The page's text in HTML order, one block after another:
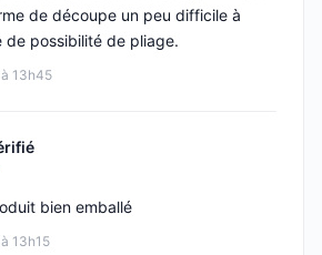
13h45
de découpe un peu difficile à
de possibilité de pliage.
13h15
bien emballé